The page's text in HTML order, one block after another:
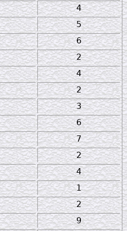
4
5
6
2
4
2
3
6
7
2
4
1
2
9